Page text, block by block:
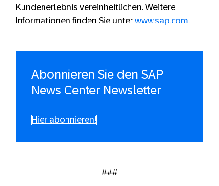
Kundenerlebnis vereinheitlichen. Weitere
Informationen finden Sie unter www.sap.com.
Abonnieren Sie den SAP
News Center Newsletter
Hier abonnieren!
###